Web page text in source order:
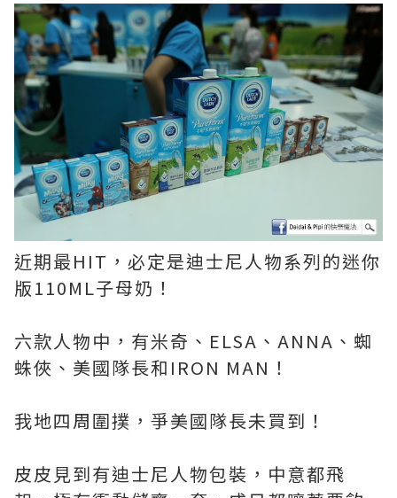
近期最HIT，必定是迪士尼人物系列的迷你
版110ML子母奶！
六款人物中，有米奇、ELSA、ANNA、蜘
蛛俠、美國隊長和IRON MAN！
我地四周圍撲，爭美國隊長未買到！
皮皮見到有迪士尼人物包裝，中意都飛